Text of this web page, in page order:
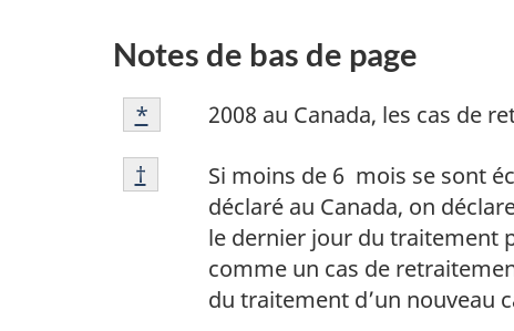
Notes de bas de page
Note
de
bas
de
2008 au Canada, les cas de
Retour à la référence de la note de
*
Note
de
Si moins de 6 mois se sont
déclaré au Canada, on
le dernier jour du traitement
comme un cas de
du traitement d’un nouveau
Retour à la référence de la note de
†